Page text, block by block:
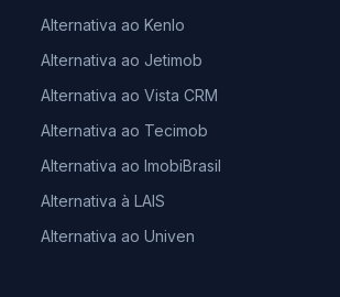
Alternativa ao Kenlo
Alternativa ao Jetimob
Alternativa ao Vista CRM
Alternativa ao Tecimob
Alternativa ao ImobiBrasil
Alternativa à LAIS
Alternativa ao Univen